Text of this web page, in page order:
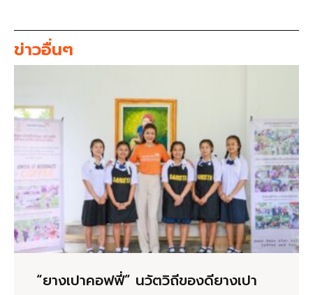
ข่าวอื่นๆ
“ยางเปาคอฟฟี่” นวัตวิถีของดียางเปา